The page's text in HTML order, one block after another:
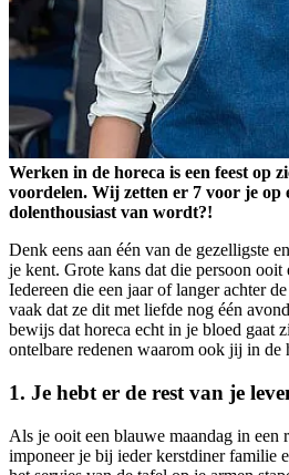
Werken in de horeca is een feest op
voordelen. Wij zetten er 7 voor je
dolenthousiast van wordt?!
Denk eens aan één van de gezelligste
je kent. Grote kans dat die persoon ooit
Iedereen die een jaar of langer achter
vaak dat ze dit met liefde nog één
bewijs dat horeca echt in je bloed gaat
ontelbare redenen waarom ook jij in de
1. Je hebt er de rest van je
Als je ooit een blauwe maandag in een
imponeer je bij ieder kerstdiner familie